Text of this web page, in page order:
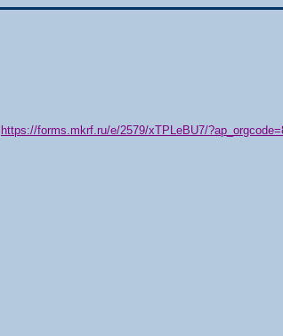
https://forms.mkrf.ru/e/2579/xTPLeBU7/